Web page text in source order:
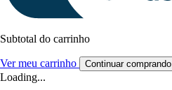
Subtotal do carrinho
Ver meu carrinho Continuar comprando
Loading...